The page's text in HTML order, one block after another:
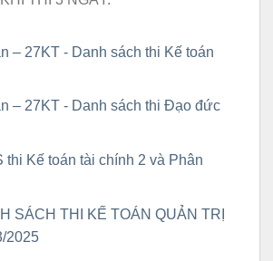
– 27KT - Danh sách thi Kế toán
– 27KT - Danh sách thi Đạo đức
thi Kế toán tài chính 2 và Phân
SÁCH THI KẾ TOÁN QUẢN TRỊ
2025